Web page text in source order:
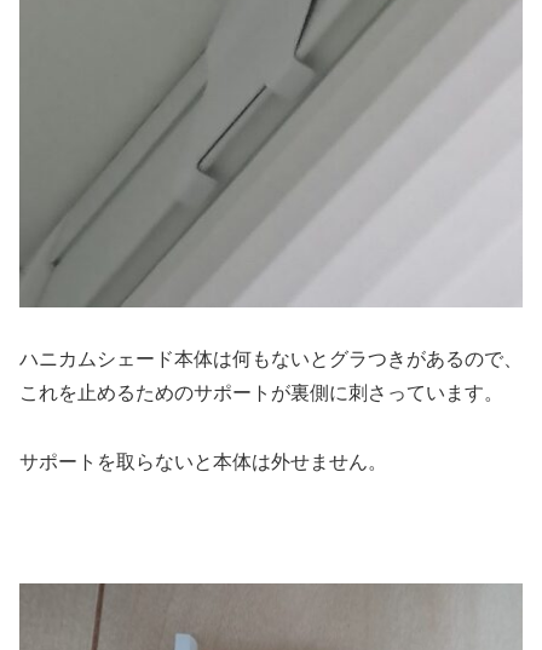
ハニカムシェード本体は何もないとグラつきがあるので、
これを止めるためのサポートが裏側に刺さっています。
サポートを取らないと本体は外せません。